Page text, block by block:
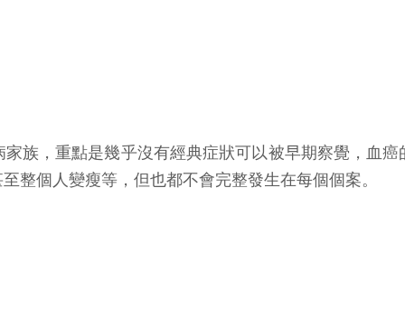
族，重點是幾乎沒有經典症狀可以被早期察覺，血
整個人變瘦等，但也都不會完整發生在每個個案。